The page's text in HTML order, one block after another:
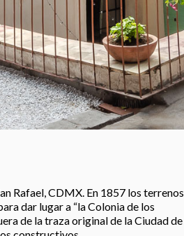
Rafael, CDMX. En 1857 los terrenos
dar lugar a “la Colonia de los
de la traza original de la Ciudad de